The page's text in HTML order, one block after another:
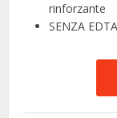
rinforzante
SENZA EDTA